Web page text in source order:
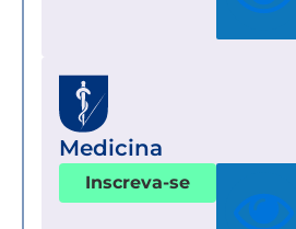
Medicina
Inscreva-se